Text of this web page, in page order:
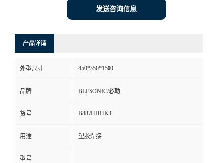
发送咨询信息
产品详请
外型尺寸 450*550*1500
品牌 BLESONIC/必勒
货号 B887HHHK3
用途 塑胶焊接
型号